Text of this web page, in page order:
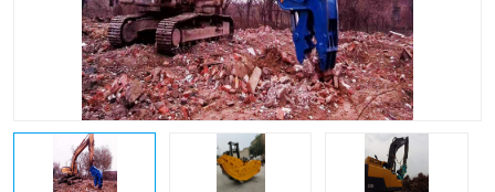
伐木机 破碎机
打桩机 压路机
枕木机 滑移装载机
清扫器